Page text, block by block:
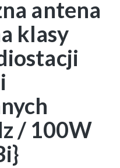
antena
klasy
/ 100W